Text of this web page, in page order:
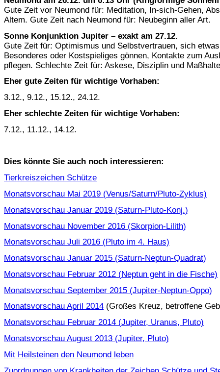
Gute Zeit vor Neumond für: Meditation, In-sich-Gehen,
Altem. Gute Zeit nach Neumond für: Neubeginn aller Art.
Sonne Konjunktion Jupiter – exakt am 27.12.
Gute Zeit für: Optimismus und Selbstvertrauen, sich etwas
Besonderes oder Kostspieliges gönnen, Kontakte zum
pflegen. Schlechte Zeit für: Askese, Disziplin und
Eher gute Zeiten für wichtige Vorhaben:
3.12., 9.12., 15.12., 24.12.
Eher schlechte Zeiten für wichtige Vorhaben:
7.12., 11.12., 14.12.
Dies könnte Sie auch noch interessieren:
Tierkreiszeichen Schütze
Monatsvorschau Mai 2019 (Venus/Saturn/Pluto-Zyklus)
Monatsvorschau Januar 2019 (Saturn-Pluto-Konj.)
Monatsvorschau November 2016 (Skorpion-Lilith)
Monatsvorschau Juli 2016 (Pluto im 4. Haus)
Monatsvorschau Januar 2015 (Saturn-Neptun-Quadrat)
Monatsvorschau Februar 2012 (Neptun geht in die Fische)
Monatsvorschau September 2015 (Jupiter-Neptun-Oppo)
Monatsvorschau April 2014 (Großes Kreuz, betroffene
Monatsvorschau Februar 2014 (Jupiter, Uranus, Pluto)
Monatsvorschau August 2013 (Jupiter, Pluto)
Mit Heilsteinen den Neumond leben